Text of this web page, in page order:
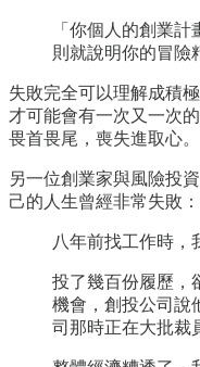
「你個人的創業
則就說明你的冒險
失敗完全可以理解成積
才可能會有一次又一次
畏首畏尾，喪失進取心。
另一位創業家與風險投
己的人生曾經非常失敗：
八年前找工作時，
投了幾百份履歷，
機會，創投公司說
司那時正在大批裁